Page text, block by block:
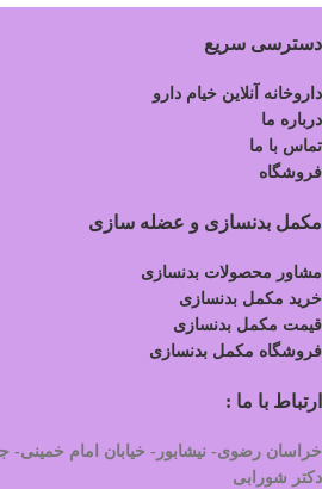
دسترسی سریع
داروخانه آنلاین خیام دارو
درباره ما
تماس با ما
فروشگاه
مکمل بدنسازی و عضله سازی
مشاور محصولات بدنسازی
خرید مکمل بدنسازی
قیمت مکمل بدنسازی
فروشگاه مکمل بدنسازی
ارتباط با ما :
خراسان رضوی- نیشابور- خیابان امام خمینی-
دکتر شورابی